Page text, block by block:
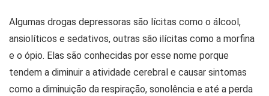
Algumas drogas depressoras são lícitas como o álcool,
ansiolíticos e sedativos, outras são ilícitas como a morfina
e o ópio. Elas são conhecidas por esse nome porque
tendem a diminuir a atividade cerebral e causar sintomas
como a diminuição da respiração, sonolência e até a perda